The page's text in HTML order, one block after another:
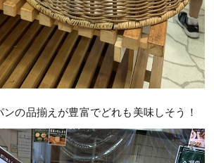
の品揃えが豊富でどれも美味しそう！